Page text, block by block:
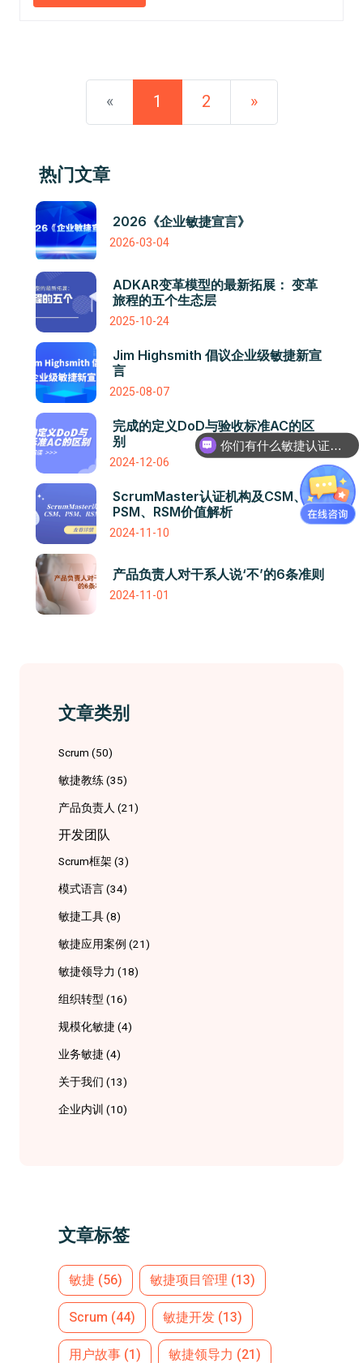
« 1 2 »
热门文章
2026《企业敏捷宣言》
2026-03-04
ADKAR变革模型的最新拓展： 变革
旅程的五个生态层
2025-10-24
Jim Highsmith 倡议企业级敏捷新宣
言
2025-08-07
完成的定义DoD与验收标准AC的区
别
2024-12-06
ScrumMaster认证机构及CSM、
PSM、RSM价值解析
2024-11-10
产品负责人对干系人说‘不’的6条准则
2024-11-01
文章类别
Scrum (50)
敏捷教练(35)
产品负责人(21)
开发团队
Scrum框架 (3)
模式语言(34)
敏捷工具(8)
敏捷应用案例 (21)
敏捷领导力 (18)
组织转型(16)
规模化敏捷(4)
业务敏捷(4)
关于我们 (13)
企业内训 (10)
文章标签
敏捷 (56) 敏捷项目管理 (13)
Scrum (44) 敏捷开发 (13)
用户故事 (1) 敏捷领导力 (21)